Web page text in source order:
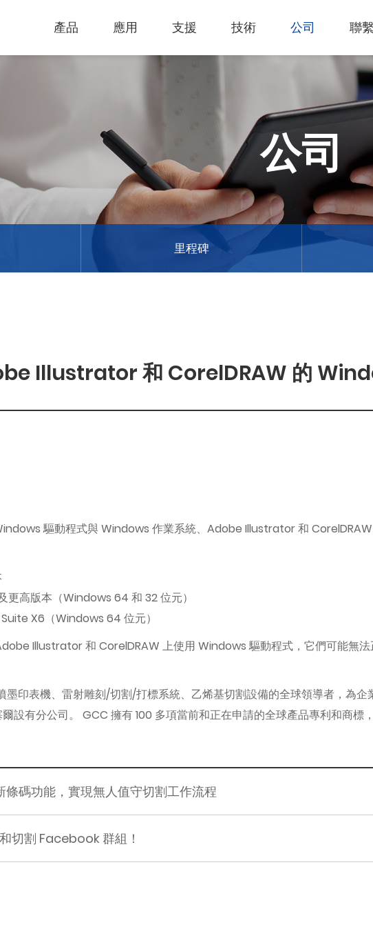
產品
雷射雕刻機
雷射打標機
應用
熱門應用
薄膜切割
玻璃
禮贈品
首飾
印章
陳列展示
服飾和紡織
支援
產品終止政策
過保固服務
技術 公司
關於我們
經營理念
創新技術
客戶服務
榮譽和認
聯繫
成為代理商
其他問題
GCC 聯絡資訊
GCC
代理商
公司
里程碑
Illustrator 和 CorelDRAW 的
驅動程式與 Windows 作業系統、Adobe Illustrator 和 CorelDRAW
高版本（Windows 64 和 32 位元）
X6（Windows 64 位元）
Illustrator 和 CorelDRAW 上使用 Windows 驅動程式，它們可能無法
墨印表機、雷射雕刻/切割/打標系統、乙烯基切割設備的全球領導者，為
設有分公司。 GCC 擁有 100 多項當前和正在申請的全球產品專利和商
條碼功能，實現無人值守切割工作流程
切割 Facebook 群組！